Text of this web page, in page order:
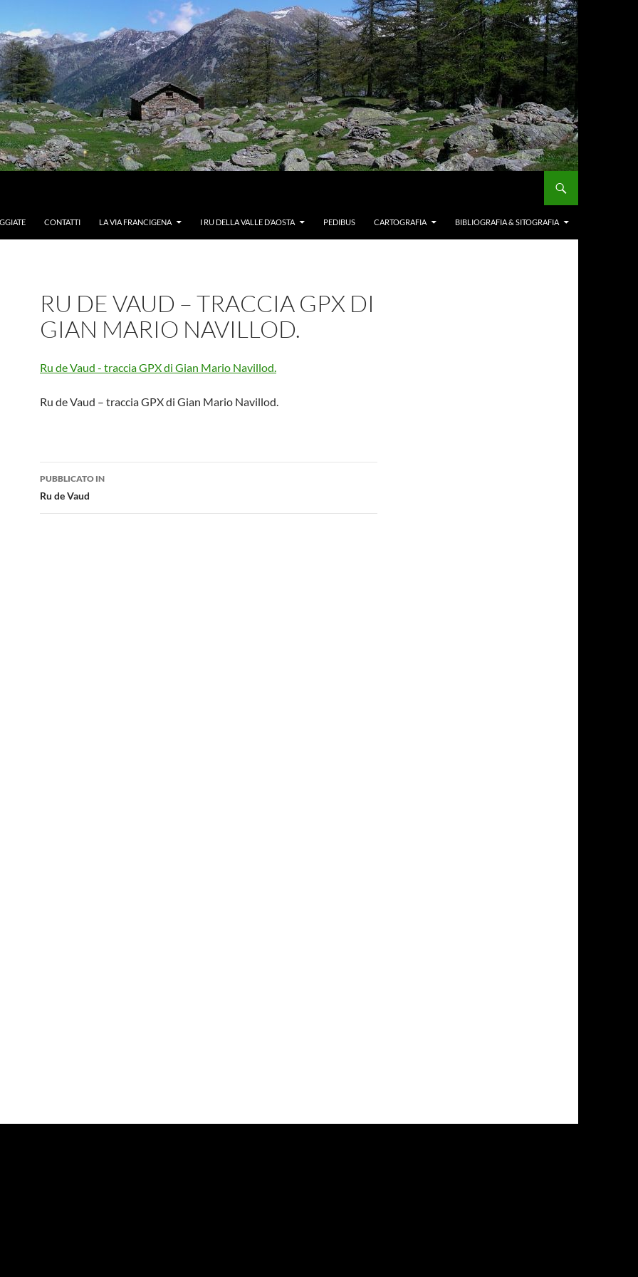
CONTATTI LA VIA FRANCIGENA I RU DELLA VALLE D’AOSTA PEDIBUS CARTOGRAFIA BIBLIOGRAFIA & SITOGRAFIA
RU DE VAUD – TRACCIA GPX DI
GIAN MARIO NAVILLOD.
Ru de Vaud - traccia GPX di Gian Mario Navillod.
Ru de Vaud – traccia GPX di Gian Mario Navillod.
Navigazione
articolo
PUBBLICATO IN
Ru de Vaud